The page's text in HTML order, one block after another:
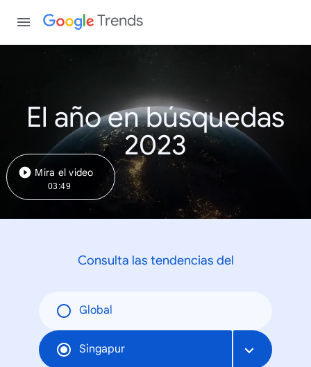
Trends
El año en búsquedas
2023
Mira el video
03:49
Consulta las tendencias del
Global
Singapur